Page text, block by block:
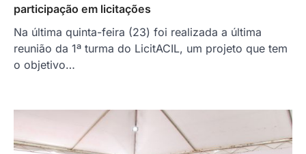
participação em licitações
Na última quinta-feira (23) foi realizada a última
reunião da 1ª turma do LicitACIL, um projeto que tem
o objetivo…